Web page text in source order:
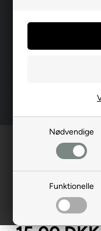
Nødvendige
Funktionelle
Reservedele»
skive,
4001329-00